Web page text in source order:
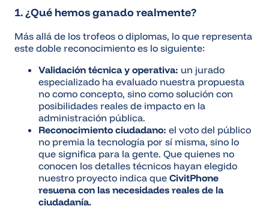
1. ¿Qué hemos ganado realmente?
Más allá de los trofeos o diplomas, lo que representa
este doble reconocimiento es lo siguiente:
Validación técnica y operativa: un jurado
especializado ha evaluado nuestra propuesta
no como concepto, sino como solución con
posibilidades reales de impacto en la
administración pública.
Reconocimiento ciudadano: el voto del público
no premia la tecnología por sí misma, sino lo
que significa para la gente. Que quienes no
conocen los detalles técnicos hayan elegido
nuestro proyecto indica que CivitPhone
resuena con las necesidades reales de la
ciudadanía.